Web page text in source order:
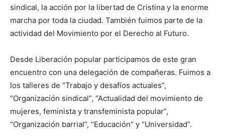
sindical, la acción por la libertad de Cristina y la enorme
marcha por toda la ciudad. También fuimos parte de la
actividad del Movimiento por el Derecho al Futuro.
Desde Liberación popular participamos de este gran
encuentro con una delegación de compañeras. Fuimos a
los talleres de “Trabajo y desafíos actuales”,
“Organización sindical”, “Actualidad del movimiento de
mujeres, feminista y transfeminista popular”,
“Organización barrial”, “Educación” y “Universidad”.